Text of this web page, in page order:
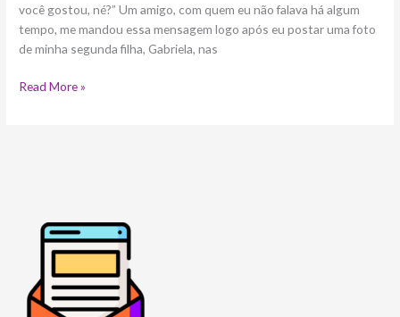
você gostou, né?” Um amigo, com quem eu não falava há algum
tempo, me mandou essa mensagem logo após eu postar uma foto
de minha segunda filha, Gabriela, nas
Read More »